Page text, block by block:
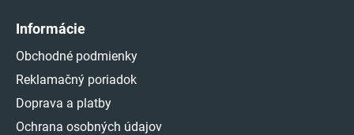
Informácie
Obchodné podmienky
Reklamačný poriadok
Doprava a platby
Ochrana osobných údajov